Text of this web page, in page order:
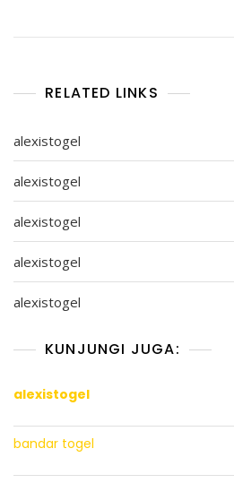
RELATED LINKS
alexistogel
alexistogel
alexistogel
alexistogel
alexistogel
KUNJUNGI JUGA:
alexistogel
bandar togel